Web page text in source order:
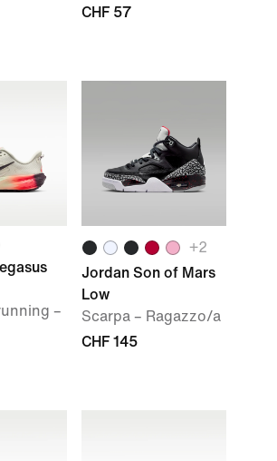
CHF 57
–
+2
Jordan Son of Mars
Low
Scarpa – Ragazzo/a
CHF 145